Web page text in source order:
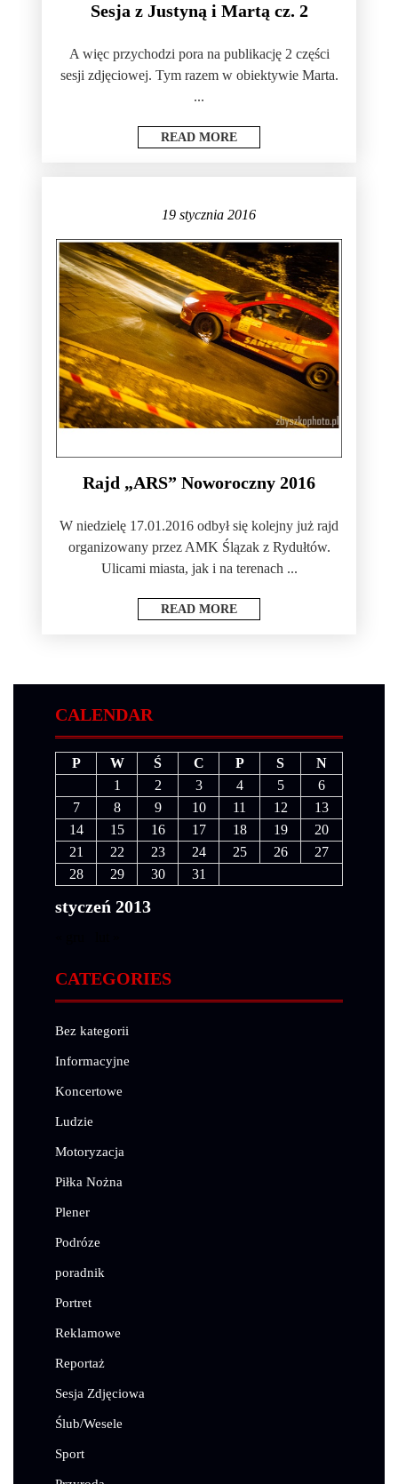
Sesja z Justyną i Martą cz. 2
A więc przychodzi pora na publikację 2 części
sesji zdjęciowej. Tym razem w obiektywie Marta.
...
READ MORE
19 stycznia 2016
Rajd „ARS” Noworoczny 2016
W niedzielę 17.01.2016 odbył się kolejny już rajd
organizowany przez AMK Ślązak z Rydułtów.
Ulicami miasta, jak i na terenach ...
READ MORE
CALENDAR
styczeń 2013
P W Ś C P S
N
1
2 3 4 5
6
7
8 9 10 11 12
13
14
15 16 17 18 19
20
21
22 23 24 25 26
27
28
29 30 31
CATEGORIES
Bez kategorii
Informacyjne
Koncertowe
Ludzie
Motoryzacja
Piłka Nożna
Plener
Podróze
poradnik
Portret
Reklamowe
Reportaż
Sesja Zdjęciowa
Ślub/Wesele
Sport